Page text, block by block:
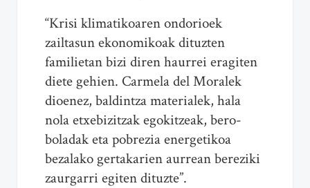
“Krisi klimatikoaren ondorioek
zailtasun ekonomikoak dituzten
familietan bizi diren haurrei eragiten
diete gehien. Carmela del Moralek
dioenez, baldintza materialek, hala
nola etxebizitzak egokitzeak, bero-
boladak eta pobrezia energetikoa
bezalako gertakarien aurrean bereziki
zaurgarri egiten dituzte”.